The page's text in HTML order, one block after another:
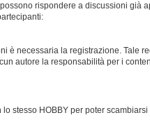
rispondere a discussioni già
è necessaria la registrazione. Tale
autore la responsabilità per i
stesso HOBBY per poter